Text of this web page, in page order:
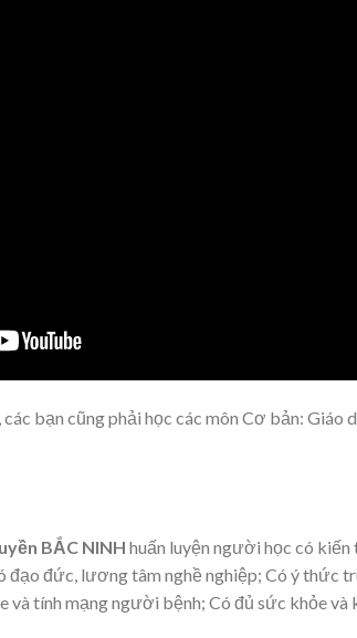
bạn cũng phải học các môn Cơ bản: Giáo
BẮC NINH huấn luyện người học có kiến
đạo đức, lương tâm nghề nghiệp; Có ý thức
tính mạng người bệnh; Có đủ sức khỏe và